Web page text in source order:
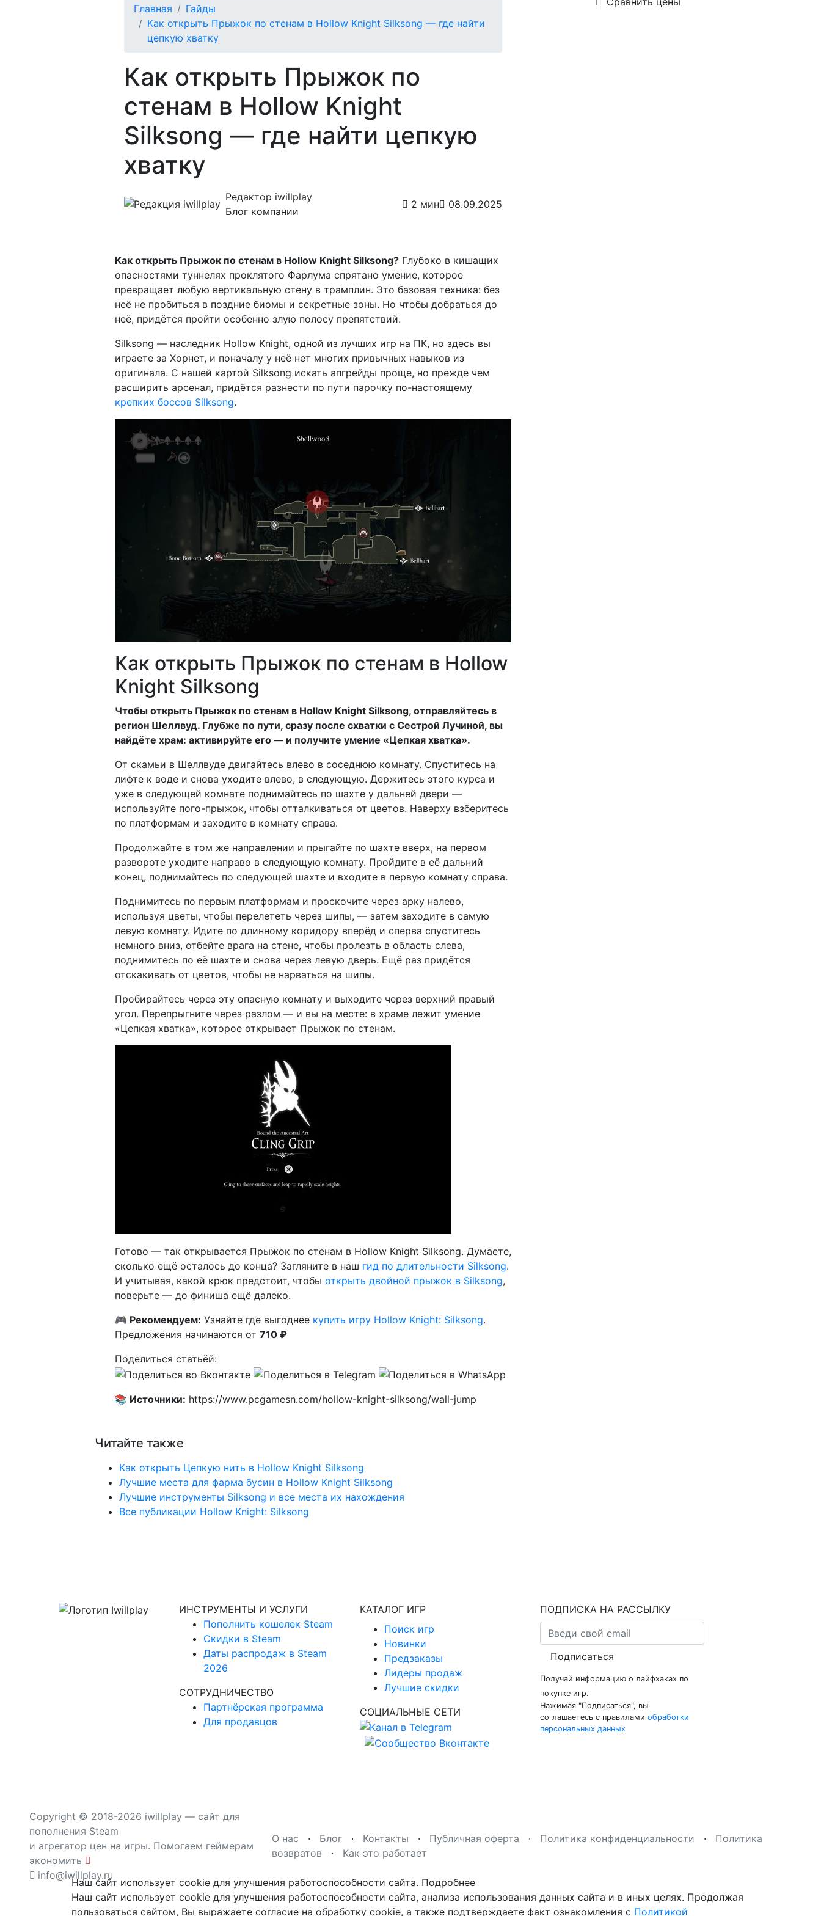
Главная
Гайды
Как открыть Прыжок по стенам в Hollow Knight Silksong — где найти
цепкую хватку
Как открыть Прыжок по
стенам в Hollow Knight
Silksong — где найти цепкую
хватку
Редактор iwillplay
Блог компании
2 мин 08.09.2025
Как открыть Прыжок по стенам в Hollow Knight Silksong?Глубоко в кишащих
опасностями туннелях проклятого Фарлума спрятано умение, которое
превращает любую вертикальную стену в трамплин. Это базовая техника: без
неё не пробиться в поздние биомы и секретные зоны. Но чтобы добраться до
неё, придётся пройти особенно злую полосу препятствий.
Silksong — наследник Hollow Knight, одной из лучших игр на ПК, но здесь вы
играете за Хорнет, и поначалу у неё нет многих привычных навыков из
оригинала. С нашей картой Silksong искать апгрейды проще, но прежде чем
расширить арсенал, придётся разнести по пути парочку по-настоящему
крепких боссов Silksong.
Как открыть Прыжок по стенам в Hollow
Knight Silksong
Чтобы открыть Прыжок по стенам в Hollow Knight Silksong, отправляйтесь в
регион Шеллвуд. Глубже по пути, сразу после схватки с Сестрой Лучиной, вы
найдёте храм: активируйте его — и получите умение «Цепкая хватка».
От скамьи в Шеллвуде двигайтесь влево в соседнюю комнату. Спуститесь на
лифте к воде и снова уходите влево, в следующую. Держитесь этого курса и
уже в следующей комнате поднимайтесь по шахте у дальней двери —
используйте пого-прыжок, чтобы отталкиваться от цветов. Наверху взберитесь
по платформам и заходите в комнату справа.
Продолжайте в том же направлении и прыгайте по шахте вверх, на первом
развороте уходите направо в следующую комнату. Пройдите в её дальний
конец, поднимайтесь по следующей шахте и входите в первую комнату справа.
Поднимитесь по первым платформам и проскочите через арку налево,
используя цветы, чтобы перелететь через шипы, — затем заходите в самую
левую комнату. Идите по длинному коридору вперёд и сперва спуститесь
немного вниз, отбейте врага на стене, чтобы пролезть в область слева,
поднимитесь по её шахте и снова через левую дверь. Ещё раз придётся
отскакивать от цветов, чтобы не нарваться на шипы.
Пробирайтесь через эту опасную комнату и выходите через верхний правый
угол. Перепрыгните через разлом — и вы на месте: в храме лежит умение
«Цепкая хватка», которое открывает Прыжок по стенам.
Готово — так открывается Прыжок по стенам в Hollow Knight Silksong. Думаете,
сколько ещё осталось до конца? Загляните в наш гид по длительности Silksong.
И учитывая, какой крюк предстоит, чтобы открыть двойной прыжок в Silksong,
поверьте — до финиша ещё далеко.
🎮 Рекомендуем: Узнайте где выгоднее купить игру Hollow Knight: Silksong.
Предложения начинаются от 710 ₽
Поделиться статьёй:
📚 Источники: https://www.pcgamesn.com/hollow-knight-silksong/wall-jump
Читайте также
Как открыть Цепкую нить в Hollow Knight Silksong
Лучшие места для фарма бусин в Hollow Knight Silksong
Лучшие инструменты Silksong и все места их нахождения
Все публикации Hollow Knight: Silksong
ИНСТРУМЕНТЫ И УСЛУГИ
Пополнить кошелек Steam
Скидки в Steam
Даты распродаж в Steam
2026
СОТРУДНИЧЕСТВО
Партнёрская программа
Для продавцов
КАТАЛОГ ИГР
Поиск игр
Новинки
Предзаказы
Лидеры продаж
Лучшие скидки
СОЦИАЛЬНЫЕ СЕТИ
ПОДПИСКА НА РАССЫЛКУ
Подписаться
Получай информацию о лайфхаках по
покупке игр.
Нажимая "Подписаться", вы
соглашаетесь с правилами обработки
персональных данных
Copyright © 2018-2026 iwillplay — сайт для
пополнения Steam
и агрегатор цен на игры. Помогаем геймерам
экономить
info@iwillplay.ru
О нас · Блог · Контакты · Публичная оферта · Политика конфиденциальности · Политика
возвратов · Как это работает
Наш сайт использует cookie для улучшения работоспособности сайта. Подробнее
Наш сайт использует cookie для улучшения работоспособности сайта, анализа использования данных сайта и в иных целях. Продолжая
пользоваться сайтом, Вы выражаете согласие на обработку cookie, а также подтверждаете факт ознакомления с Политикой